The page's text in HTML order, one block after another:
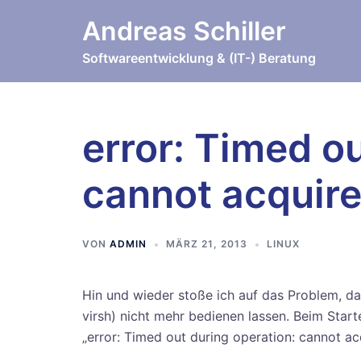
Andreas Schiller
Softwareentwicklung & (IT-) Beratung
error: Timed
cannot
VON ADMIN MÄRZ 21, 2013 LINUX
Hin und wieder stoße ich auf das Problem,
virsh) nicht mehr bedienen lassen. Beim
„error: Timed out during operation: cannot